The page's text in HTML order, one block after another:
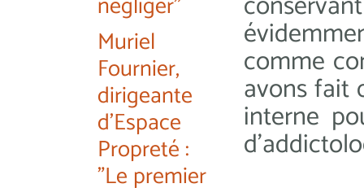
Muriel
Fournier,
dirigeante
d'Espace
Propreté :
"Le premier
comme
avons fait
interne